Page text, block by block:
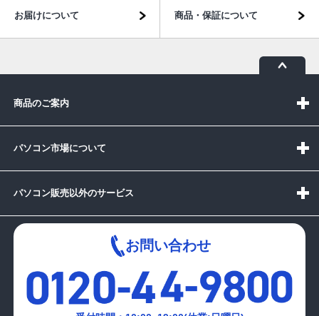
お届けについて 商品・保証について
商品のご案内
パソコン市場について
パソコン販売以外のサービス
お問い合わせ